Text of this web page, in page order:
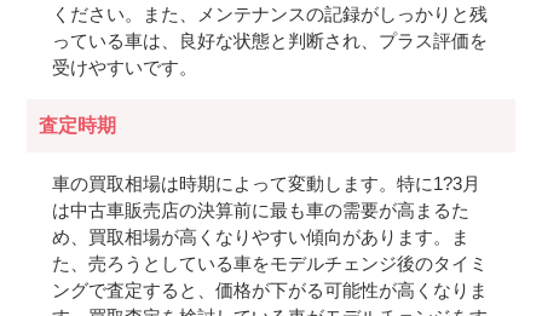
ください。また、メンテナンスの記録がしっかりと残
っている車は、良好な状態と判断され、プラス評価を
受けやすいです。
査定時期
車の買取相場は時期によって変動します。特に1?3月
は中古車販売店の決算前に最も車の需要が高まるた
め、買取相場が高くなりやすい傾向があります。ま
た、売ろうとしている車をモデルチェンジ後のタイミ
ングで査定すると、価格が下がる可能性が高くなりま